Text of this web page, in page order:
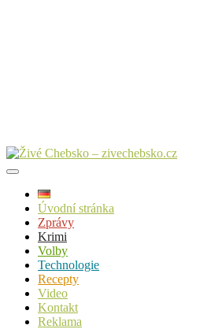
Úvodní stránka
Zprávy
Krimi
Volby
Technologie
Recepty
Video
Kontakt
Reklama